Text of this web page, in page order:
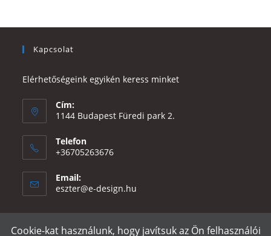
Kapcsolat
Elérhetőségeink egyikén keress minket
Cím:
1144 Budapest Füredi park 2.
Telefon
+36705263676
Email:
eszter@e-design.hu
Cookie-kat használunk, hogy javítsuk az Ön felhasználói